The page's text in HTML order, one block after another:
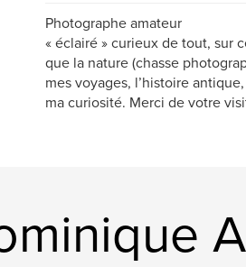
Photographe amateur
« éclairé » curieux de tout, sur
que la nature (chasse
mes voyages, l’histoire
ma curiosité. Merci de votre